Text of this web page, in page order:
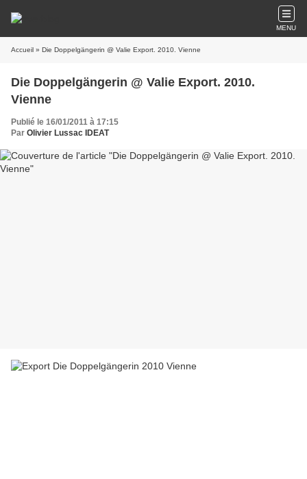
MENU
Accueil » Die Doppelgängerin @ Valie Export. 2010. Vienne
Die Doppelgängerin @ Valie Export. 2010.
Vienne
Publié le 16/01/2011 à 17:15
Par Olivier Lussac IDEAT